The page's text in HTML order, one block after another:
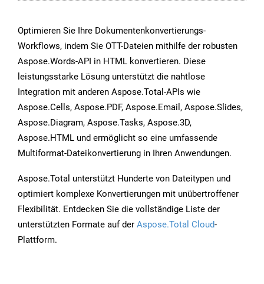
Optimieren Sie Ihre Dokumentenkonvertierungs-
Workflows, indem Sie OTT-Dateien mithilfe der robusten
Aspose.Words-API in HTML konvertieren. Diese
leistungsstarke Lösung unterstützt die nahtlose
Integration mit anderen Aspose.Total-APIs wie
Aspose.Cells, Aspose.PDF, Aspose.Email, Aspose.Slides,
Aspose.Diagram, Aspose.Tasks, Aspose.3D,
Aspose.HTML und ermöglicht so eine umfassende
Multiformat-Dateikonvertierung in Ihren Anwendungen.
Aspose.Total unterstützt Hunderte von Dateitypen und
optimiert komplexe Konvertierungen mit unübertroffener
Flexibilität. Entdecken Sie die vollständige Liste der
unterstützten Formate auf der Aspose.Total Cloud-
Plattform.